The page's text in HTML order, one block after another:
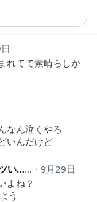
れてて素晴らしか
なん泣くやろ
いんだけど
あきとオンクレ | 最近どこもキツい… akiandonkure
9月29日
よね？
う